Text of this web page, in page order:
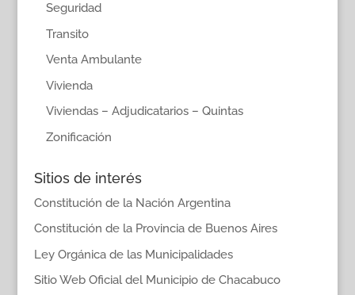
Seguridad
Transito
Venta Ambulante
Vivienda
Viviendas – Adjudicatarios – Quintas
Zonificación
Sitios de interés
Constitución de la Nación Argentina
Constitución de la Provincia de Buenos Aires
Ley Orgánica de las Municipalidades
Sitio Web Oficial del Municipio de Chacabuco